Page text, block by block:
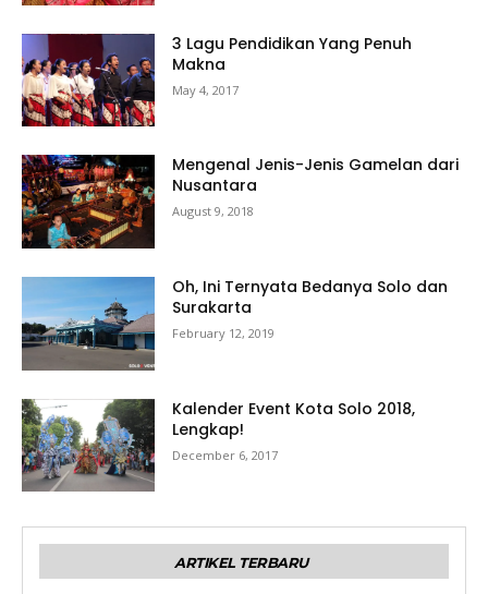
3 Lagu Pendidikan Yang Penuh
Makna
May 4, 2017
Mengenal Jenis-Jenis Gamelan dari
Nusantara
August 9, 2018
Oh, Ini Ternyata Bedanya Solo dan
Surakarta
February 12, 2019
Kalender Event Kota Solo 2018,
Lengkap!
December 6, 2017
ARTIKEL TERBARU